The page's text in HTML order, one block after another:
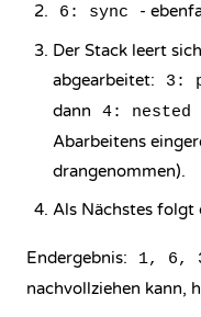
6: sync
-
Der Stack leert
abgearbeitet:
3:
dann
4: nested
Abarbeitens
drangenommen).
Als Nächstes folgt
Endergebnis: 1, 6,
nachvollziehen kann,